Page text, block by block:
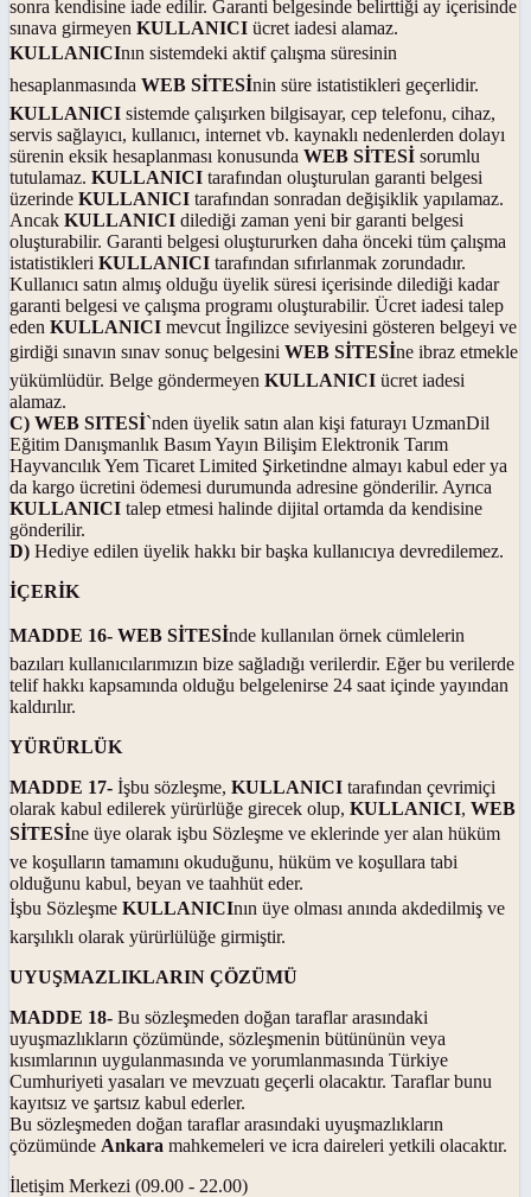
sonra kendisine iade edilir. Garanti belgesinde belirttiği ay içerisinde
sınava girmeyen KULLANICI ücret iadesi alamaz.
KULLANICInın sistemdeki aktif çalışma süresinin
hesaplanmasında WEB SİTESİnin süre istatistikleri geçerlidir.
KULLANICI sistemde çalışırken bilgisayar, cep telefonu, cihaz,
servis sağlayıcı, kullanıcı, internet vb. kaynaklı nedenlerden dolayı
sürenin eksik hesaplanması konusunda WEB SİTESİ sorumlu
tutulamaz. KULLANICI tarafından oluşturulan garanti belgesi
üzerinde KULLANICI tarafından sonradan değişiklik yapılamaz.
Ancak KULLANICI dilediği zaman yeni bir garanti belgesi
oluşturabilir. Garanti belgesi oluştururken daha önceki tüm çalışma
istatistikleri KULLANICI tarafından sıfırlanmak zorundadır.
Kullanıcı satın almış olduğu üyelik süresi içerisinde dilediği kadar
garanti belgesi ve çalışma programı oluşturabilir. Ücret iadesi talep
eden KULLANICI mevcut İngilizce seviyesini gösteren belgeyi ve
girdiği sınavın sınav sonuç belgesini WEB SİTESİne ibraz etmekle
yükümlüdür. Belge göndermeyen KULLANICI ücret iadesi
alamaz.
C) WEB SITESİ`nden üyelik satın alan kişi faturayı UzmanDil
Eğitim Danışmanlık Basım Yayın Bilişim Elektronik Tarım
Hayvancılık Yem Ticaret Limited Şirketindne almayı kabul eder ya
da kargo ücretini ödemesi durumunda adresine gönderilir. Ayrıca
KULLANICI talep etmesi halinde dijital ortamda da kendisine
gönderilir.
D) Hediye edilen üyelik hakkı bir başka kullanıcıya devredilemez.
İÇERİK
MADDE 16- WEB SİTESİnde kullanılan örnek cümlelerin
bazıları kullanıcılarımızın bize sağladığı verilerdir. Eğer bu verilerde
telif hakkı kapsamında olduğu belgelenirse 24 saat içinde yayından
kaldırılır.
YÜRÜRLÜK
MADDE 17- İşbu sözleşme, KULLANICI tarafından çevrimiçi
olarak kabul edilerek yürürlüğe girecek olup, KULLANICI, WEB
SİTESİne üye olarak işbu Sözleşme ve eklerinde yer alan hüküm
ve koşulların tamamını okuduğunu, hüküm ve koşullara tabi
olduğunu kabul, beyan ve taahhüt eder.
İşbu Sözleşme KULLANICInın üye olması anında akdedilmiş ve
karşılıklı olarak yürürlülüğe girmiştir.
UYUŞMAZLIKLARIN ÇÖZÜMÜ
MADDE 18- Bu sözleşmeden doğan taraflar arasındaki
uyuşmazlıkların çözümünde, sözleşmenin bütününün veya
kısımlarının uygulanmasında ve yorumlanmasında Türkiye
Cumhuriyeti yasaları ve mevzuatı geçerli olacaktır. Taraflar bunu
kayıtsız ve şartsız kabul ederler.
Bu sözleşmeden doğan taraflar arasındaki uyuşmazlıkların
çözümünde Ankara mahkemeleri ve icra daireleri yetkili olacaktır.
İletişim Merkezi (09.00 - 22.00)